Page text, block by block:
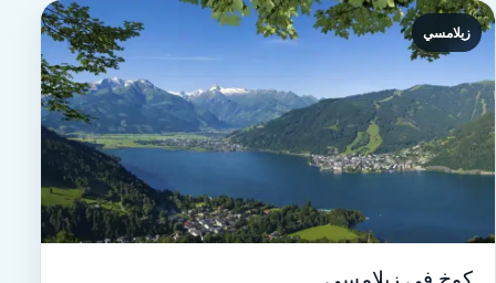
زيلامسي